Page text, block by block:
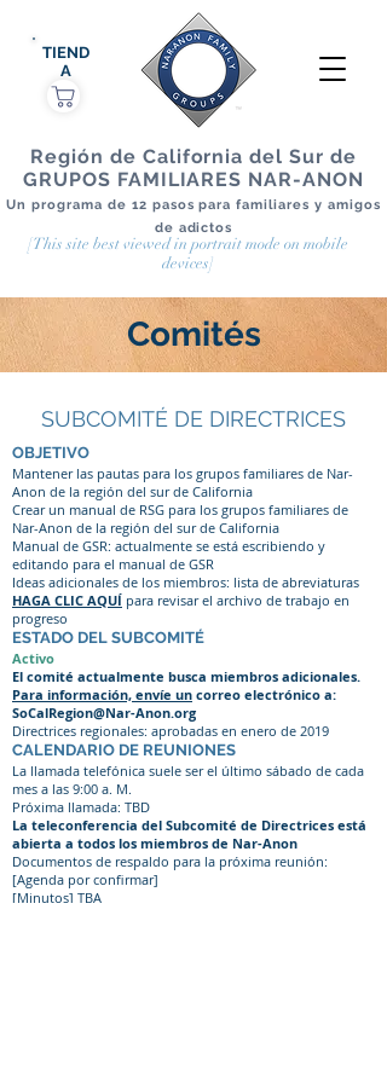
Región de California del Sur de
GRUPOS FAMILIARES NAR-ANON
Un programa de 12 pasos para familiares y amigos
de adictos
TIEND
A
[This site best viewed in portrait mode on mobile
devices]
Comités
SUBCOMITÉ DE DIRECTRICES
OBJETIVO
Mantener las pautas para los grupos familiares de Nar-
Anon de la región del sur de California
Crear un manual de RSG para los grupos familiares de
Nar-Anon de la región del sur de California
Manual de GSR: actualmente se está escribiendo y
editando para el manual de GSR
Ideas adicionales de los miembros: lista de abreviaturas
HAGA CLIC AQUÍ para revisar el archivo de trabajo en
progreso
ESTADO DEL SUBCOMITÉ
Activo
El comité actualmente busca miembros adicionales.
Para información, envíe un correo electrónico a:
SoCalRegion@Nar-Anon.org
Directrices regionales: aprobadas en enero de 2019
CALENDARIO DE REUNIONES
La llamada telefónica suele ser el último sábado de cada
mes a las 9:00 a. M.
Próxima llamada: TBD
La teleconferencia del Subcomité de Directrices está
abierta a todos los miembros de Nar-Anon
Documentos de respaldo para la próxima reunión:
[Agenda por confirmar]
[Minutos] TBA